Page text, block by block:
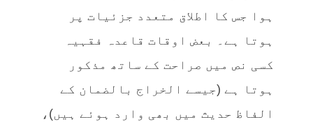
ہوا جس کا اطلاق متعدد جزئیات پر
ہوتا ہے۔ بعض اوقات قاعدہ فقہیہ
کسی نص میں صراحت کے ساتھ مذکور
ہوتا ہے (جیسے الخراج بالضمان کے
الفاظ حدیث میں بھی وارد ہوئے ہیں)،